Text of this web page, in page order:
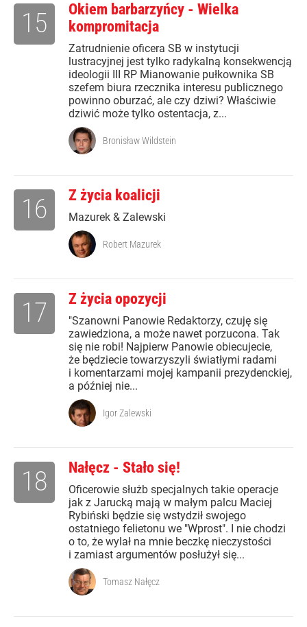
Okiem barbarzyńcy - Wielka
kompromitacja
Zatrudnienie oficera SB w instytucji
lustracyjnej jest tylko radykalną konsekwencją
ideologii III RP Mianowanie pułkownika SB
szefem biura rzecznika interesu publicznego
powinno oburzać, ale czy dziwi? Właściwie
dziwić może tylko ostentacja, z...
15
Bronisław Wildstein
Z życia koalicji
Mazurek & Zalewski
16
Robert Mazurek
Z życia opozycji
"Szanowni Panowie Redaktorzy, czuję się
zawiedziona, a może nawet porzucona. Tak
się nie robi! Najpierw Panowie obiecujecie,
że będziecie towarzyszyli światłymi radami
i komentarzami mojej kampanii prezydenckiej,
a później nie...
17
Igor Zalewski
Nałęcz - Stało się!
Oficerowie służb specjalnych takie operacje
jak z Jarucką mają w małym palcu Maciej
Rybiński będzie się wstydził swojego
ostatniego felietonu we "Wprost". I nie chodzi
o to, że wylał na mnie beczkę nieczystości
i zamiast argumentów posłużył się...
18
Tomasz Nałęcz